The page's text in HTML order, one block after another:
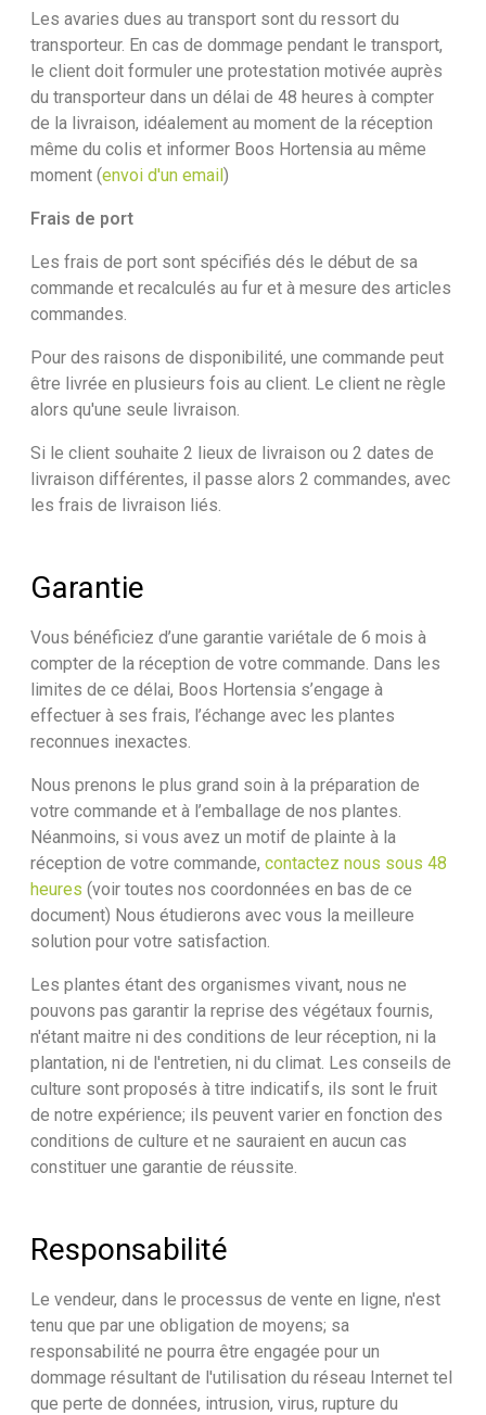
Les avaries dues au transport sont du ressort du
transporteur. En cas de dommage pendant le transport,
le client doit formuler une protestation motivée auprès
du transporteur dans un délai de 48 heures à compter
de la livraison, idéalement au moment de la réception
même du colis et informer Boos Hortensia au même
moment (envoi d'un email)
Frais de port
Les frais de port sont spécifiés dés le début de sa
commande et recalculés au fur et à mesure des articles
commandes.
Pour des raisons de disponibilité, une commande peut
être livrée en plusieurs fois au client. Le client ne règle
alors qu'une seule livraison.
Si le client souhaite 2 lieux de livraison ou 2 dates de
livraison différentes, il passe alors 2 commandes, avec
les frais de livraison liés.
Garantie
Vous bénéficiez d’une garantie variétale de 6 mois à
compter de la réception de votre commande. Dans les
limites de ce délai, Boos Hortensia s’engage à
effectuer à ses frais, l’échange avec les plantes
reconnues inexactes.
Nous prenons le plus grand soin à la préparation de
votre commande et à l’emballage de nos plantes.
Néanmoins, si vous avez un motif de plainte à la
réception de votre commande, contactez nous sous 48
heures (voir toutes nos coordonnées en bas de ce
document) Nous étudierons avec vous la meilleure
solution pour votre satisfaction.
Les plantes étant des organismes vivant, nous ne
pouvons pas garantir la reprise des végétaux fournis,
n'étant maitre ni des conditions de leur réception, ni la
plantation, ni de l'entretien, ni du climat. Les conseils de
culture sont proposés à titre indicatifs, ils sont le fruit
de notre expérience; ils peuvent varier en fonction des
conditions de culture et ne sauraient en aucun cas
constituer une garantie de réussite.
Responsabilité
Le vendeur, dans le processus de vente en ligne, n'est
tenu que par une obligation de moyens; sa
responsabilité ne pourra être engagée pour un
dommage résultant de l'utilisation du réseau Internet tel
que perte de données, intrusion, virus, rupture du